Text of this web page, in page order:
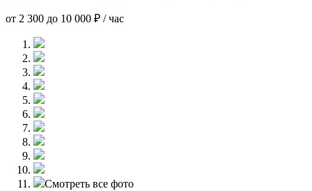
от 2 300 до 10 000 ₽ / час
Смотреть все фото